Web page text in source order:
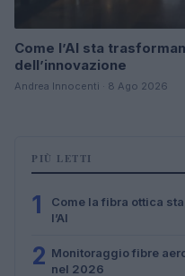
Come l’AI sta
dell’innovazione
Andrea Innocenti · 8 Ago 2026
PIÙ LETTI
1
Come la fibra ottica
l’AI
2 Monitoraggio fibre
nel 2026